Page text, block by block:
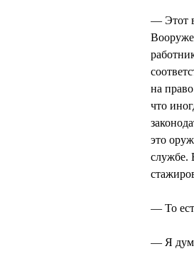
— Этот
на
что
это
службе.
— То
— Я